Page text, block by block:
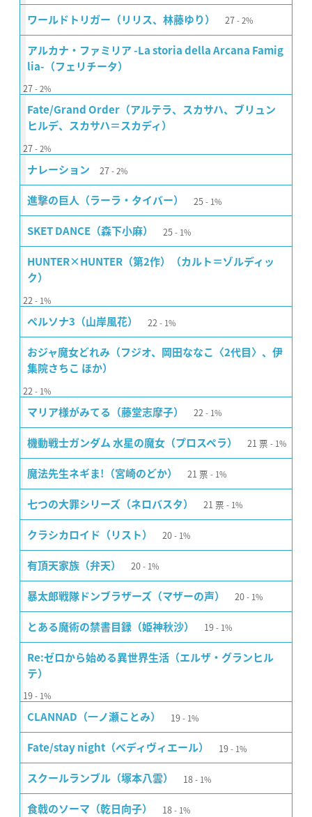
ワールドトリガー（リリス、林藤ゆり） 27 2%
アルカナ・ファミリア -La storia della Arcana Famig
lia-（フェリチータ）
27 2%
Fate/Grand Order（アルテラ、スカサハ、ブリュン
ヒルデ、スカサハ＝スカディ）
27 2%
ナレーション 27 2%
進撃の巨人（ラーラ・タイバー） 25 1%
SKET DANCE（森下小麻） 25 1%
HUNTER×HUNTER（第2作）（カルト＝ゾルディッ
ク）
22 1%
ペルソナ3（山岸風花） 22 1%
おジャ魔女どれみ（フジオ、岡田ななこ〈2代目〉、伊
集院さちこ ほか）
22 1%
マリア様がみてる（藤堂志摩子） 22 1%
機動戦士ガンダム 水星の魔女（プロスペラ） 21 票 1%
魔法先生ネギま!（宮崎のどか） 21 票 1%
七つの大罪シリーズ（ネロバスタ） 21 票 1%
クラシカロイド（リスト） 20 1%
有頂天家族（弁天） 20 1%
暴太郎戦隊ドンブラザーズ（マザーの声） 20 1%
とある魔術の禁書目録（姫神秋沙） 19 1%
Re:ゼロから始める異世界生活（エルザ・グランヒル
テ）
19 1%
CLANNAD（一ノ瀬ことみ） 19 1%
Fate/stay night（ベディヴィエール） 19 1%
スクールランブル（塚本八雲） 18 1%
食戟のソーマ（乾日向子） 18 1%